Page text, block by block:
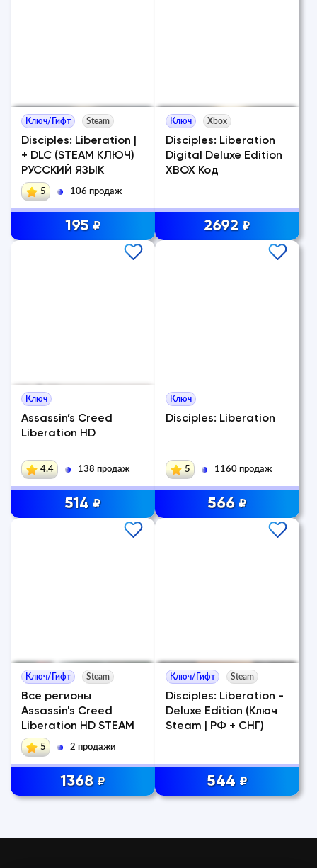
Ключ/Гифт Steam
Disciples: Liberation |
+ DLC (STEAM КЛЮЧ)
РУССКИЙ ЯЗЫК
5 106 продаж
195 ₽
Ключ Xbox
Disciples: Liberation
Digital Deluxe Edition
XBOX Код
2692 ₽
Ключ
Assassin’s Creed
Liberation HD
4.4 138 продаж
514 ₽
Ключ
Disciples: Liberation
5 1160 продаж
566 ₽
Ключ/Гифт Steam
Все регионы
Assassin's Creed
Liberation HD STEAM
5 2 продажи
1368 ₽
Ключ/Гифт Steam
Disciples: Liberation -
Deluxe Edition (Ключ
Steam | РФ + СНГ)
544 ₽